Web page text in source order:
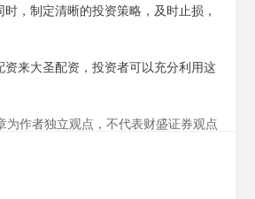
，制定清晰的投资策略，及时止损，
来大圣配资，投资者可以充分利用这
为作者独立观点，不代表财盛证券观点